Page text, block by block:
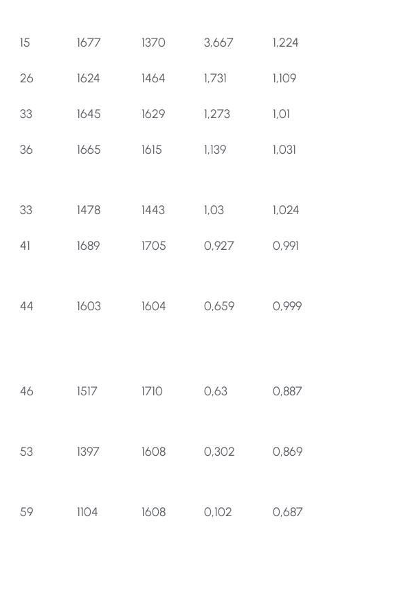
15 1677 1370 3,667 1,224
26 1624 1464 1,731 1,109
33 1645 1629 1,273 1,01
36 1665 1615 1,139 1,031
33 1478 1443 1,03 1,024
41 1689 1705 0,927 0,991
44 1603 1604 0,659 0,999
46 1517 1710 0,63 0,887
53 1397 1608 0,302 0,869
59 1104 1608 0,102 0,687